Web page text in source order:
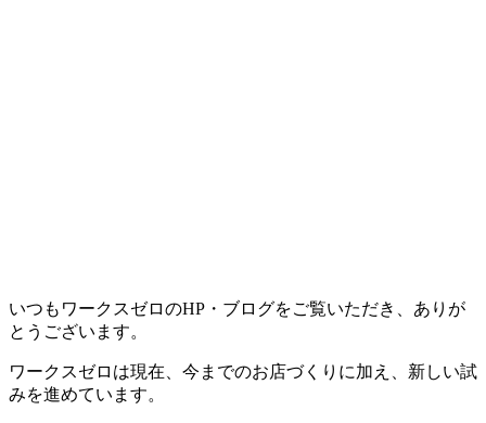
いつもワークスゼロのHP・ブログをご覧いただき、ありが
とうございます。
ワークスゼロは現在、今までのお店づくりに加え、新しい試
みを進めています。